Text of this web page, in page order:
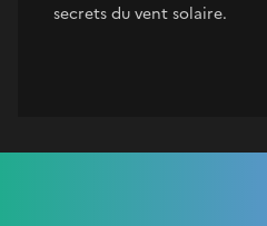
secrets du vent solaire.